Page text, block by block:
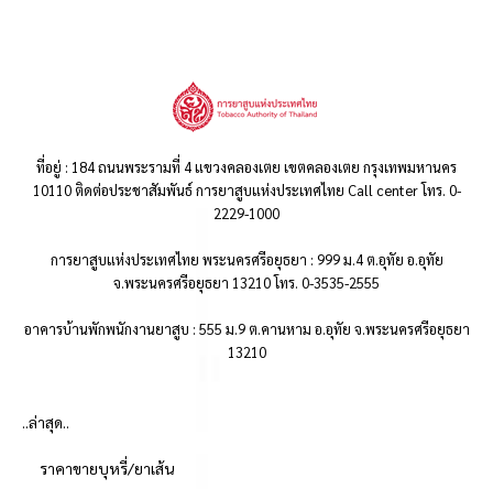
ที่อยู่ : 184 ถนนพระรามที่ 4 แขวงคลองเตย เขตคลองเตย กรุงเทพมหานคร
10110 ติดต่อประชาสัมพันธ์ การยาสูบแห่งประเทศไทย Call center โทร. 0-
2229-1000
การยาสูบแห่งประเทศไทย พระนครศรีอยุธยา : 999 ม.4 ต.อุทัย อ.อุทัย
จ.พระนครศรีอยุธยา 13210 โทร. 0-3535-2555
อาคารบ้านพักพนักงานยาสูบ : 555 ม.9 ต.คานหาม อ.อุทัย จ.พระนครศรีอยุธยา
13210
..ล่าสุด..
ราคาขายบุหรี่/ยาเส้น